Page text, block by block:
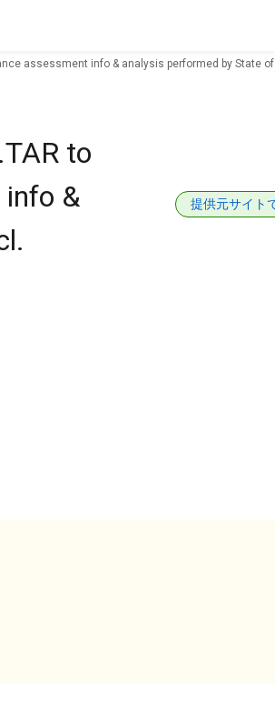
assessment info & analysis performed by State of
to
&
提供元サイト